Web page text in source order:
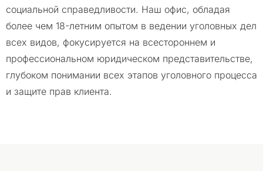
социальной справедливости. Наш офис, обладая
более чем 18-летним опытом в ведении уголовных дел
всех видов, фокусируется на всестороннем и
профессиональном юридическом представительстве,
глубоком понимании всех этапов уголовного процесса
и защите прав клиента.